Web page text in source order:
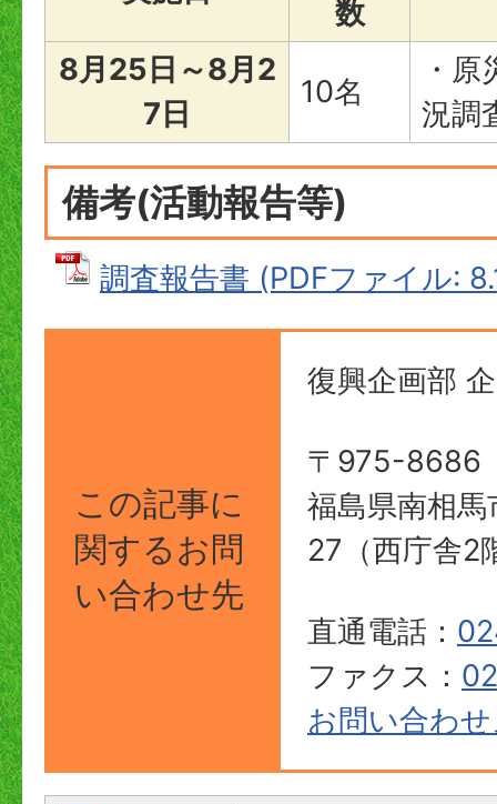
数
8月25日～8月2
7日
10名
・
況調
備考(活動報告等)
調査報告書 (PDFファイル:
この記事に
関するお問
い合わせ先
復興企画部
〒975-8686
福島県南相
27（西庁舎2
直通電話：
ファクス：
お問い合わ